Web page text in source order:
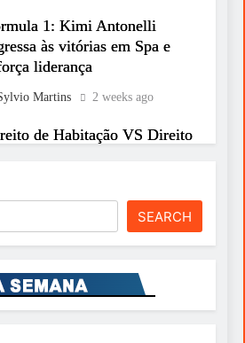
1: Kimi Antonelli
às vitórias em Spa e
liderança
Martins 2 weeks ago
de Habitação VS Direito
2 weeks ago
Ao General Agostinho
SEARCH